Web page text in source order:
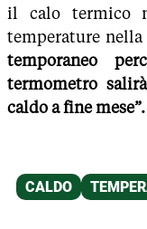
il calo termico
temperature
temporaneo
termometro
caldo a fine mese”.